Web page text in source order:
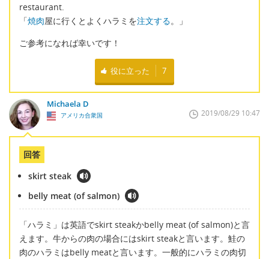
restaurant.
「焼肉屋に行くとよくハラミを注文する。」
ご参考になれば幸いです！
役に立った 7
Michaela D
アメリカ合衆国 2019/08/29 10:47
回答
skirt steak
belly meat (of salmon)
「ハラミ」は英語でskirt steakかbelly meat (of salmon)と言
えます。牛からの肉の場合にはskirt steakと言います。鮭の
肉のハラミはbelly meatと言います。一般的にハラミの肉切